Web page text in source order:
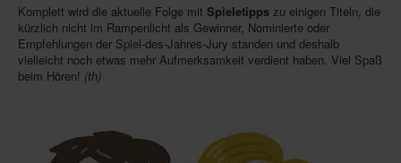
Spieledatenbank
Premium login
Neuheiten-New Games
Preise-Awards
Komplett wird die aktuelle Folge mit Spieletipps zu einigen Titeln, die
kürzlich nicht im Rampenlicht als Gewinner, Nominierte oder
Empfehlungen der Spiel-des-Jahres-Jury standen und deshalb
vielleicht noch etwas mehr Aufmerksamkeit verdient haben. Viel Spaß
beim Hören! (th)